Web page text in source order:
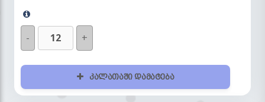
- +
კალათაში დამატება